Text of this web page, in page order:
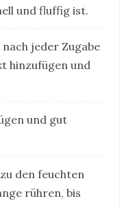
und fluffig ist.
jeder Zugabe
hinzufügen und
und gut
den feuchten
rühren, bis